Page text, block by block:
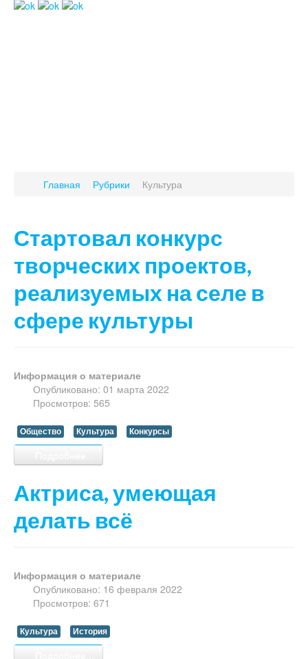
Главная Рубрики Культура
Стартовал конкурс
творческих проектов,
реализуемых на селе в
сфере культуры
Информация о материале
Опубликовано: 01 марта 2022
Просмотров: 565
Общество Культура Конкурсы
Актриса, умеющая
делать всё
Информация о материале
Опубликовано: 16 февраля 2022
Просмотров: 671
Культура История